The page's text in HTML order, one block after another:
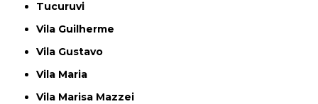
Tucuruvi
Vila Guilherme
Vila Gustavo
Vila Maria
Vila Marisa Mazzei